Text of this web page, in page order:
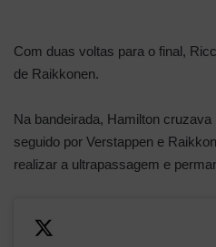
Com duas voltas para o final,
de Raikkonen.
Na bandeirada, Hamilton
seguido por Verstappen e
realizar a ultrapassagem e